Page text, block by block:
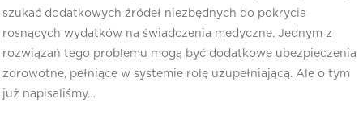
szukać dodatkowych źródeł niezbędnych do pokrycia
rosnących wydatków na świadczenia medyczne. Jednym z
rozwiązań tego problemu mogą być dodatkowe ubezpieczenia
zdrowotne, pełniące w systemie rolę uzupełniającą. Ale o tym
już napisaliśmy…